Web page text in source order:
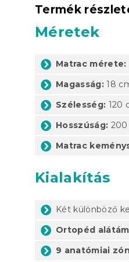
Termék
Méretek
Matrac mérete:
Magasság: 18
Szélesség: 120
Hosszúság:
Matrac
Kialakítás
Két különböző
Ortopéd
9 anatómiai